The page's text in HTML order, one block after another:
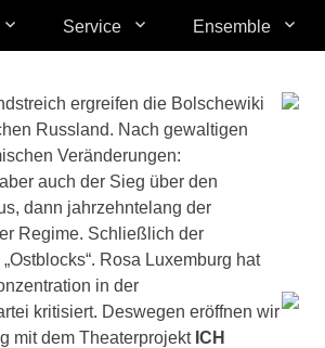
Service Ensemble
ergreifen die Bolschewiki
Russland. Nach gewaltigen
Veränderungen:
auch der Sieg über den
dann jahrzehntelang der
Regime. Schließlich der
Rosa Luxemburg hat
in der
kritisiert. Deswegen eröffnen wir
mit dem Theaterprojekt ICH